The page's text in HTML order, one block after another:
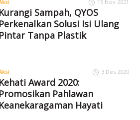
15 Nov 2021
Kurangi Sampah, QYOS
Perkenalkan Solusi Isi Ulang
Pintar Tanpa Plastik
3 Des 2020
Kehati Award 2020:
Promosikan Pahlawan
Keanekaragaman Hayati